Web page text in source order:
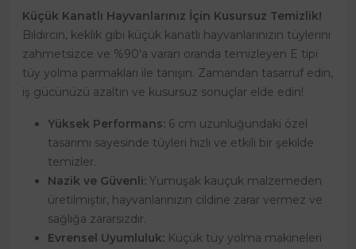
Küçük Kanatlı Hayvanlarınız İçin Kusursuz Temizlik!
Bıldırcın, keklik gibi küçük kanatlı hayvanlarınızın tüylerini
zahmetsizce ve %90'a varan oranda temizleyen E tipi
tüy yolma parmakları ile tanışın. Zamandan tasarruf edin,
iş gücünüzü azaltın ve kusursuz sonuçlar elde edin!
Yüksek Performans: 6 cm uzunluğundaki özel
tasarımı sayesinde tüyleri hızlı ve etkili bir şekilde
temizler.
Nazik ve Güvenli: Yumuşak kauçuk malzemeden
üretilmiştir, hayvanlarınızın cildine zarar vermez ve
sağlığa zararsızdır.
Evrensel Uyumluluk: Küçük tüy yolma makineleri